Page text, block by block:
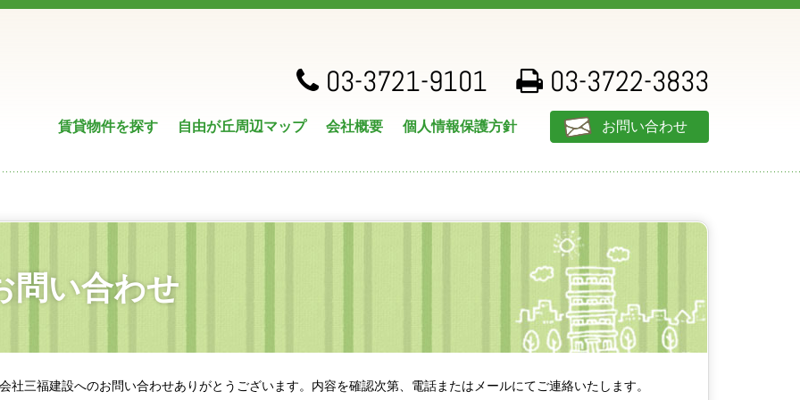
03-3721-9101 03-3722-3833
賃貸物件を探す 自由が丘周辺マップ 会社概要 個人情報保護方針 お問い合わせ
問い合わせ
社三福建設へのお問い合わせありがとうございます。内容を確認次第、電話またはメールにてご連絡いたします。